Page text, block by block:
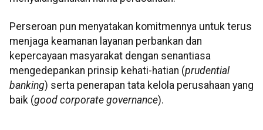
Perseroan pun menyatakan komitmennya untuk terus
menjaga keamanan layanan perbankan dan
kepercayaan masyarakat dengan senantiasa
mengedepankan prinsip kehati-hatian (prudential
banking) serta penerapan tata kelola perusahaan yang
baik (good corporate governance).